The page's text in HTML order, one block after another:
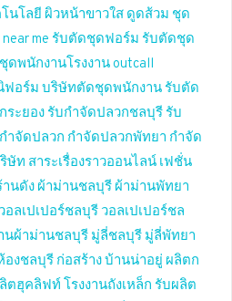
นโลยี ผิวหน้าขาวใส ดูดส้วม ชุด
me รับตัดชุดฟอร์ม รับตัดชุด
ดพนักงานโรงงาน outcall
ฟอร์ม บริษัทตัดชุดพนักงาน รับตัด
ระยอง รับกำจัดปลวกชลบุรี รับ
ำจัดปลวก กำจัดปลวกพัทยา กำจัด
ษัท สาระเรื่องราวออนไลน์ เฟชั่น
านดัง ผ้าม่านชลบุรี ผ้าม่านพัทยา
วอลเปเปอร์ชลบุรี วอลเปเปอร์ชล
นผ้าม่านชลบุรี มู่ลี่ชลบุรี มู่ลี่พัทยา
องชลบุรี ก่อสร้าง บ้านน่าอยู่ ผลิตก
ตฮุคลิฟท์ โรงงานถังเหล็ก รับผลิต